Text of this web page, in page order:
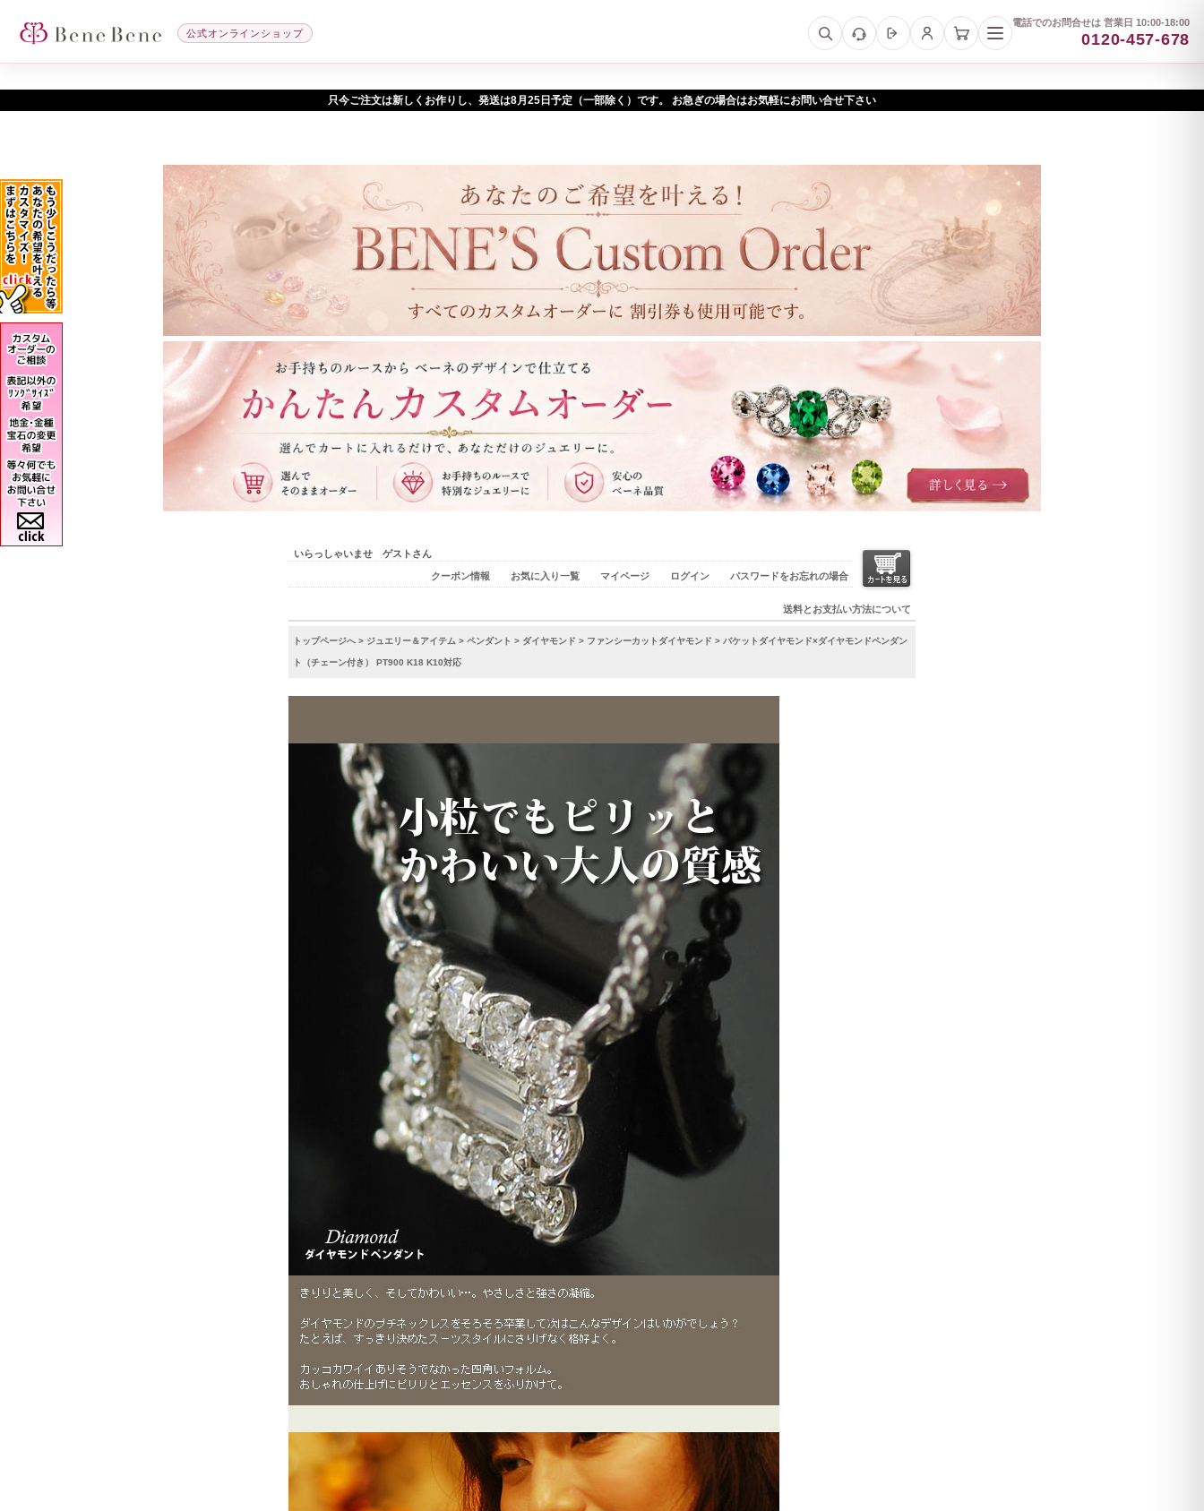
只今ご注文は新しくお作りし、発送は 予定（一部除く）です。 お急ぎの場合はお気軽にお問い合せ下さい
公式オンラインショップ
電話でのお問合せは 営業日 10:00-18:00
0120-457-678
いらっしゃいませ ゲストさん
クーポン情報 お気に入り一覧 マイページ ログイン パスワードをお忘れの場合
送料とお支払い方法について
トップページへ > ジュエリー＆アイテム > ペンダント > ダイヤモンド > ファンシーカットダイヤモンド > バケットダイヤモンド×ダイヤモンドペンダン
ト（チェーン付き） PT900 K18 K10対応